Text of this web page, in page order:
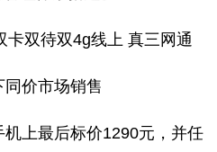
价市场销售
上最后标价1290元，并任